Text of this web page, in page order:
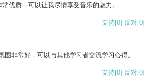
优质，可以让我尽情享受音乐的魅力。
支持[0] 反对[0]
围非常好，可以与其他学习者交流学习心得。
支持[0] 反对[0]